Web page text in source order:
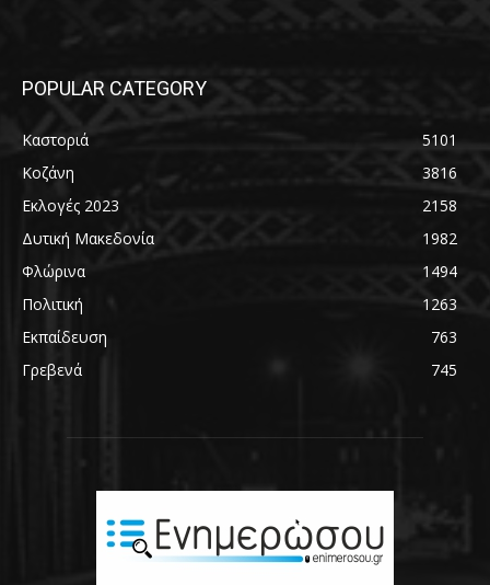
POPULAR CATEGORY
Καστοριά
5101
Κοζάνη
3816
Εκλογές 2023
2158
Δυτική Μακεδονία
1982
Φλώρινα
1494
Πολιτική
1263
Εκπαίδευση
763
Γρεβενά
745